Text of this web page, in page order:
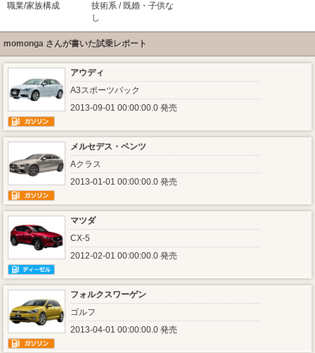
職業/家族構成
技術系 / 既婚・子供な
し
momonga さんが書いた試乗レポート
アウディ
A3スポーツバック
2013-09-01 00:00:00.0 発売
メルセデス・ベンツ
Aクラス
2013-01-01 00:00:00.0 発売
マツダ
CX-5
2012-02-01 00:00:00.0 発売
フォルクスワーゲン
ゴルフ
2013-04-01 00:00:00.0 発売